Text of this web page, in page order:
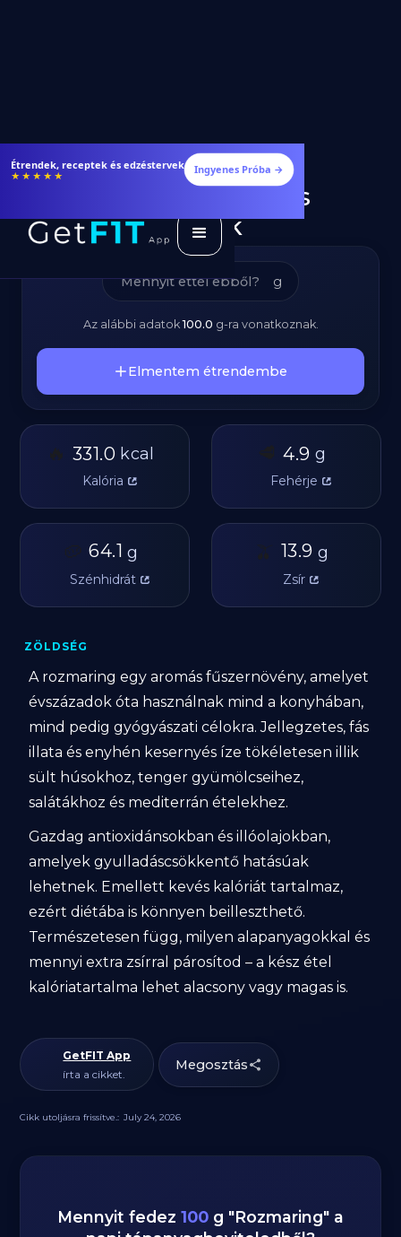
Étrendek, receptek és edzéstervek
★★★★★ Ingyenes Próba →
Rozmaring –
Kalóriatartalom és
Tápanyagok
g
Az alábbi adatok100.0 g-ra vonatkoznak.
Elmentem étrendembe
🔥 331.0 kcal
Kalória
🥩 4.9 g
Fehérje
🥔 64.1 g
Szénhidrát
🫒 13.9 g
Zsír
ZÖLDSÉG
A rozmaring egy aromás fűszernövény, amelyet
évszázadok óta használnak mind a konyhában,
mind pedig gyógyászati célokra. Jellegzetes, fás
illata és enyhén kesernyés íze tökéletesen illik
sült húsokhoz, tenger gyümölcseihez,
salátákhoz és mediterrán ételekhez.
Gazdag antioxidánsokban és illóolajokban,
amelyek gyulladáscsökkentő hatásúak
lehetnek. Emellett kevés kalóriát tartalmaz,
ezért diétába is könnyen beilleszthető.
Természetesen függ, milyen alapanyagokkal és
mennyi extra zsírral párosítod – a kész étel
kalóriatartalma lehet alacsony vagy magas is.
GetFIT App
írta a cikket.
Megosztás
Cikk utoljásra frissítve.: July 24, 2026
Mennyit fedez 100 g "Rozmaring" a